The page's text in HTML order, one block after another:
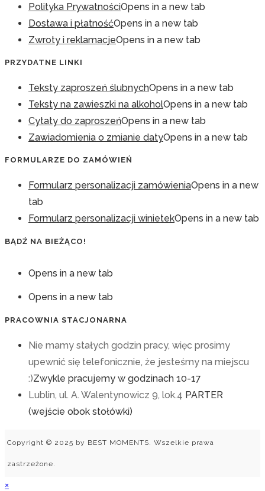
Polityka PrywatnościOpens in a new tab
Dostawa i płatnośćOpens in a new tab
Zwroty i reklamacjeOpens in a new tab
PRZYDATNE LINKI
Teksty zaproszeń ślubnychOpens in a new tab
Teksty na zawieszki na alkoholOpens in a new tab
Cytaty do zaproszeńOpens in a new tab
Zawiadomienia o zmianie datyOpens in a new tab
FORMULARZE DO ZAMÓWIEŃ
Formularz personalizacji zamówieniaOpens in a new
tab
Formularz personalizacji winietekOpens in a new tab
BĄDŹ NA BIEŻĄCO!
Opens in a new tab
Opens in a new tab
PRACOWNIA STACJONARNA
Nie mamy stałych godzin pracy, więc prosimy
upewnić się telefonicznie, że jesteśmy na miejscu
:)Zwykle pracujemy w godzinach 10-17
Lublin, ul. A. Walentynowicz 9, lok.4 PARTER
(wejście obok stołówki)
Copyright © 2025 by BEST MOMENTS. Wszelkie prawa
zastrzeżone.
×